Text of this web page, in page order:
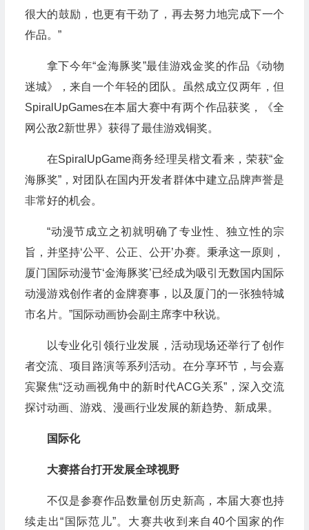
很大的鼓励，也更有干劲了，再去努力地完成下一个
作品。”
拿下今年“金海豚奖”最佳游戏金奖的作品《动物
迷城》，来自一个年轻的团队。虽然成立仅两年，但
SpiralUpGames在本届大赛中有两个作品获奖，《全
网公敌2新世界》获得了最佳游戏铜奖。
在SpiralUpGame商务经理吴楷文看来，荣获“金
海豚奖”，对团队在国内开发者群体中建立品牌声誉是
非常好的机会。
“动漫节成立之初就明确了专业性、独立性的宗
旨，并坚持‘公平、公正、公开’办赛。秉承这一原则，
厦门国际动漫节‘金海豚奖’已经成为吸引无数国内国际
动漫游戏创作者的金牌赛事，以及厦门的一张独特城
市名片。”国际动画协会副主席李中秋说。
以专业化引领行业发展，活动现场还举行了创作
者交流、项目路演等系列活动。在分享环节，与会嘉
宾聚焦“泛动画视角中的新时代ACG关系”，深入交流
探讨动画、游戏、漫画行业发展的新趋势、新成果。
国际化
大赛搭台打开发展全球视野
不仅是参赛作品数量创历史新高，本届大赛也持
续走出“国际范儿”。大赛共收到来自40个国家的作